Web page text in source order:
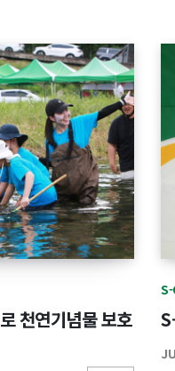
천연기념물 보호